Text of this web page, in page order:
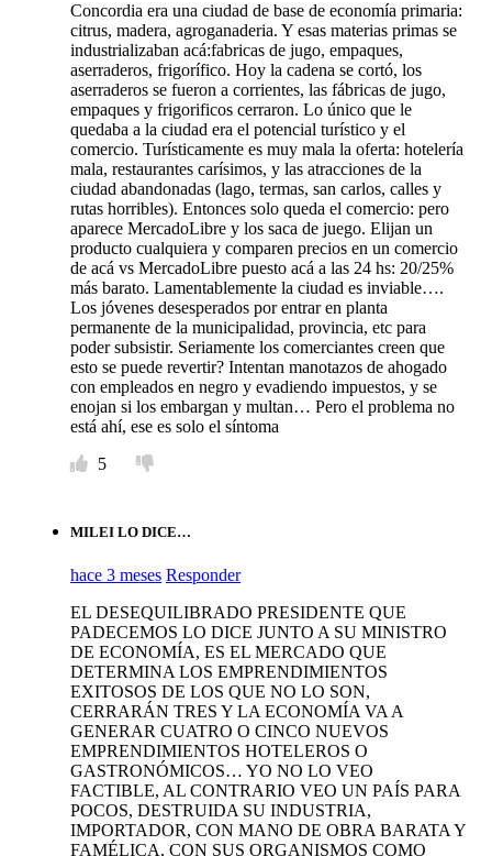
Concordia era una ciudad de base de economía primaria:
citrus, madera, agroganaderia. Y esas materias primas se
industrializaban acá:fabricas de jugo, empaques,
aserraderos, frigorífico. Hoy la cadena se cortó, los
aserraderos se fueron a corrientes, las fábricas de jugo,
empaques y frigorificos cerraron. Lo único que le
quedaba a la ciudad era el potencial turístico y el
comercio. Turísticamente es muy mala la oferta: hotelería
mala, restaurantes carísimos, y las atracciones de la
ciudad abandonadas (lago, termas, san carlos, calles y
rutas horribles). Entonces solo queda el comercio: pero
aparece MercadoLibre y los saca de juego. Elijan un
producto cualquiera y comparen precios en un comercio
de acá vs MercadoLibre puesto acá a las 24 hs: 20/25%
más barato. Lamentablemente la ciudad es inviable….
Los jóvenes desesperados por entrar en planta
permanente de la municipalidad, provincia, etc para
poder subsistir. Seriamente los comerciantes creen que
esto se puede revertir? Intentan manotazos de ahogado
con empleados en negro y evadiendo impuestos, y se
enojan si los embargan y multan… Pero el problema no
está ahí, ese es solo el síntoma
5
MILEI LO DICE…
hace 3 meses Responder
EL DESEQUILIBRADO PRESIDENTE QUE
PADECEMOS LO DICE JUNTO A SU MINISTRO
DE ECONOMÍA, ES EL MERCADO QUE
DETERMINA LOS EMPRENDIMIENTOS
EXITOSOS DE LOS QUE NO LO SON,
CERRARÁN TRES Y LA ECONOMÍA VA A
GENERAR CUATRO O CINCO NUEVOS
EMPRENDIMIENTOS HOTELEROS O
GASTRONÓMICOS… YO NO LO VEO
FACTIBLE, AL CONTRARIO VEO UN PAÍS PARA
POCOS, DESTRUIDA SU INDUSTRIA,
IMPORTADOR, CON MANO DE OBRA BARATA Y
FAMÉLICA, CON SUS ORGANISMOS COMO